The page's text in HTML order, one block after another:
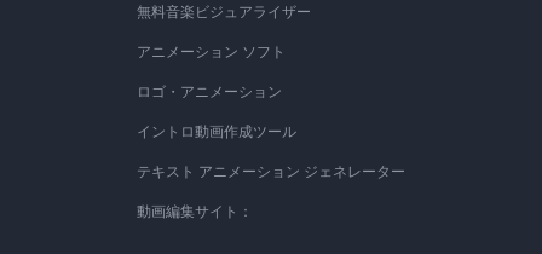
無料音楽ビジュアライザー
アニメーション ソフト
ロゴ・アニメーション
イントロ動画作成ツール
テキスト アニメーション ジェネレーター
動画編集サイト：